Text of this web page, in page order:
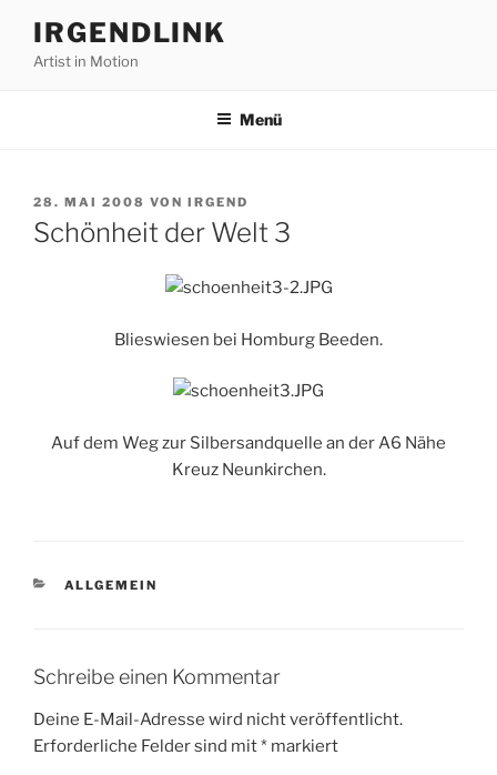
Inhalt
springen
IRGENDLINK
Artist in Motion
Menü
VERÖFFENTLICHT
AM
28. MAI 2008 VON IRGEND
Schönheit der Welt 3
Blieswiesen bei Homburg Beeden.
Auf dem Weg zur Silbersandquelle an der A6 Nähe
Kreuz Neunkirchen.
KATEGORIEN
ALLGEMEIN
Schreibe einen Kommentar
Deine E-Mail-Adresse wird nicht veröffentlicht.
Erforderliche Felder sind mit* markiert